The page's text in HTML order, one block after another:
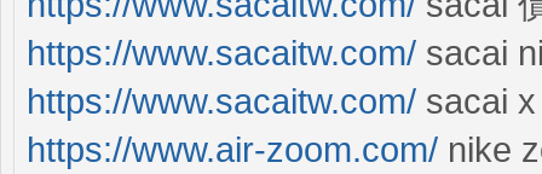
https://www.sacaitw.com/ sacai
https://www.sacaitw.com/ sacai
https://www.air-zoom.com/ nike